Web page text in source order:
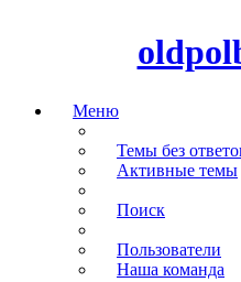
Меню
Темы без
Активные темы
Поиск
Пользователи
Наша команда